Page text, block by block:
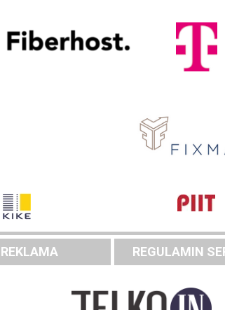
REKLAMA REGULAMIN